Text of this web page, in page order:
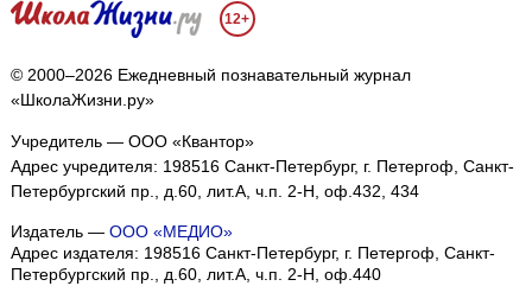
12+
© 2000–2026 Ежедневный познавательный журнал
«ШколаЖизни.ру»
Учредитель — ООО «Квантор»
Адрес учредителя: 198516 Санкт-Петербург, г. Петергоф, Санкт-
Петербургский пр., д.60, лит.А, ч.п. 2-Н, оф.432, 434
Издатель — ООО «МЕДИО»
Адрес издателя: 198516 Санкт-Петербург, г. Петергоф, Санкт-
Петербургский пр., д.60, лит.А, ч.п. 2-Н, оф.440